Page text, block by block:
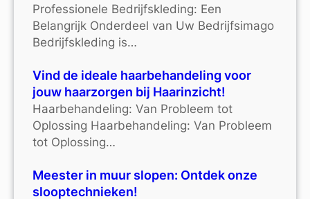
Professionele Bedrijfskleding: Een
Belangrijk Onderdeel van Uw Bedrijfsimago
Bedrijfskleding is…
Vind de ideale haarbehandeling voor
jouw haarzorgen bij Haarinzicht!
Haarbehandeling: Van Probleem tot
Oplossing Haarbehandeling: Van Probleem
tot Oplossing…
Meester in muur slopen: Ontdek onze
slooptechnieken!